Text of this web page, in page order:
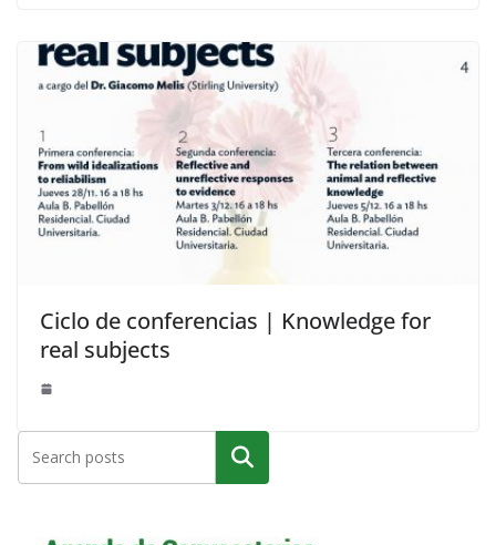
Ciclo de conferencias | Knowledge for
real subjects
Buscar